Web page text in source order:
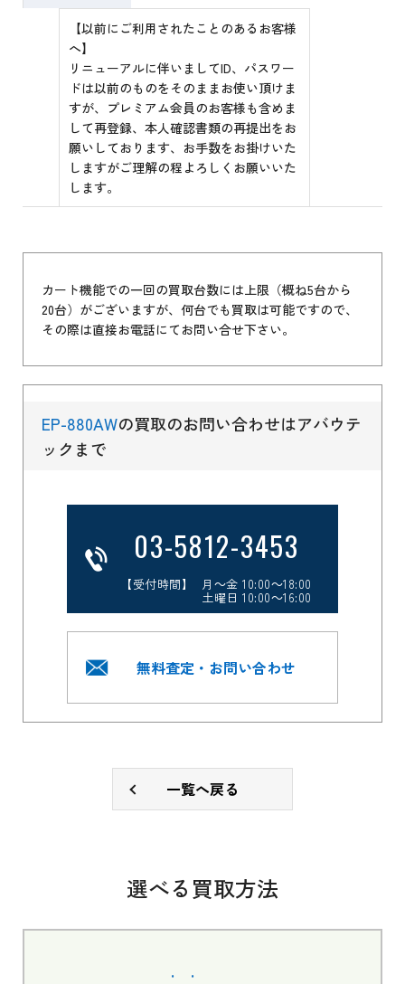
【以前にご利用されたことのあるお客様
へ】
リニューアルに伴いましてID、パスワー
ドは以前のものをそのままお使い頂けま
すが、プレミアム会員のお客様も含めま
して再登録、本人確認書類の再提出をお
願いしております、お手数をお掛けいた
しますがご理解の程よろしくお願いいた
します。
カート機能での一回の買取台数には上限（概ね5台から
20台）がございますが、何台でも買取は可能ですので、
その際は直接お電話にてお問い合せ下さい。
EP-880AWの買取のお問い合わせはアバウテ
ックまで
03-5812-3453
【受付時間】 月～金 10:00～18:00
土曜日 10:00～16:00
無料査定・お問い合わせ
一覧へ戻る
選べる買取方法